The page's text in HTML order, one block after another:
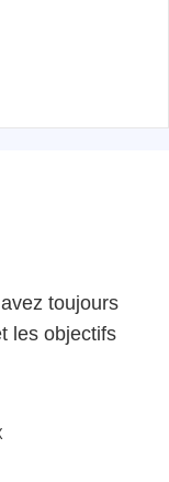
toujours
les objectifs